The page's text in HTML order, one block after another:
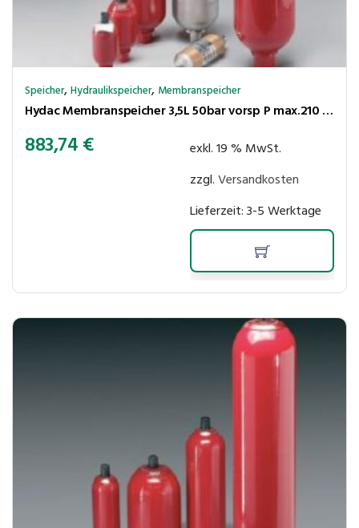
Speicher,Hydraulikspeicher, Membranspeicher
Hydac Membranspeicher 3,5L 50bar vorsp P max.210 bar,Ölanschl. G3/4″ innen
883,74€
exkl. 19 % MwSt.
zzgl.Versandkosten
Lieferzeit:3-5 Werktage